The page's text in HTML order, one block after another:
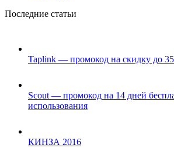
Последние статьи
Taplink — промокод на скидку до
Scout — промокод на 14 дней
использования
КИНЗА 2016